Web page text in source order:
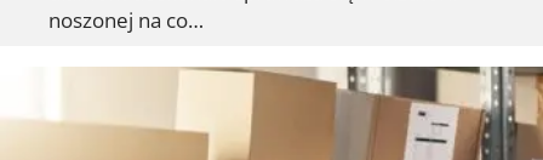
noszonej na co…